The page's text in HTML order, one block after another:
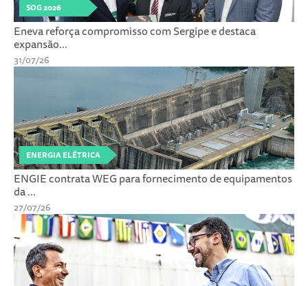
SOG 2026
Eneva reforça compromisso com Sergipe e destaca
expansão...
31/07/26
ENERGIA ELÉTRICA
ENGIE contrata WEG para fornecimento de equipamentos
da ...
27/07/26